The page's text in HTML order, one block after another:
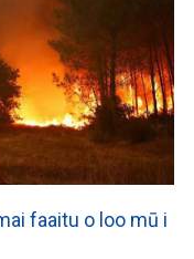
faaitu o loo mū i